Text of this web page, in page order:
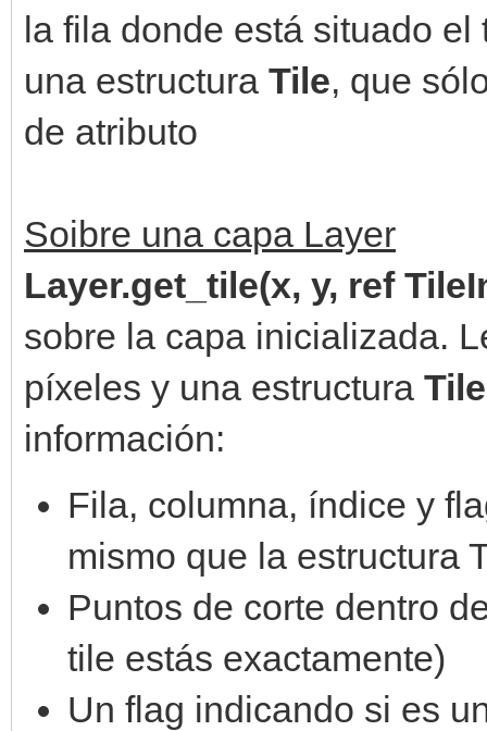
la fila donde está situado
una estructura Tile, que
de atributo
Soibre una capa Layer
Layer.get_tile(x, y, ref
sobre la capa inicializada.
píxeles y una estructura
información:
Fila, columna, índice y
mismo que la estructura
Puntos de corte dentro
tile estás exactamente)
Un flag indicando si es